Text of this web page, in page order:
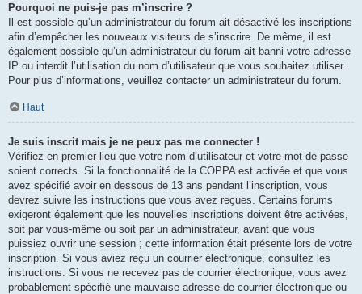
Pourquoi ne puis-je pas m’inscrire ?
Il est possible qu’un administrateur du forum ait désactivé les inscriptions
afin d’empêcher les nouveaux visiteurs de s’inscrire. De même, il est
également possible qu’un administrateur du forum ait banni votre adresse
IP ou interdit l’utilisation du nom d’utilisateur que vous souhaitez utiliser.
Pour plus d’informations, veuillez contacter un administrateur du forum.
Haut
Je suis inscrit mais je ne peux pas me connecter !
Vérifiez en premier lieu que votre nom d’utilisateur et votre mot de passe
soient corrects. Si la fonctionnalité de la COPPA est activée et que vous
avez spécifié avoir en dessous de 13 ans pendant l’inscription, vous
devrez suivre les instructions que vous avez reçues. Certains forums
exigeront également que les nouvelles inscriptions doivent être activées,
soit par vous-même ou soit par un administrateur, avant que vous
puissiez ouvrir une session ; cette information était présente lors de votre
inscription. Si vous aviez reçu un courrier électronique, consultez les
instructions. Si vous ne recevez pas de courrier électronique, vous avez
probablement spécifié une mauvaise adresse de courrier électronique ou